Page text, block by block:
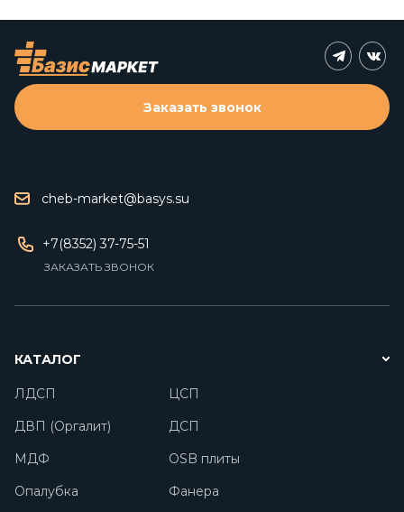
cheb-market@basys.su
+7(8352) 37-75-51
ЗАКАЗАТЬ ЗВОНОК
Заказать звонок
КАТАЛОГ
ЛДСП
ЦСП
ДВП (Оргалит)
ДСП
МДФ
OSB плиты
Опалубка
Фанера